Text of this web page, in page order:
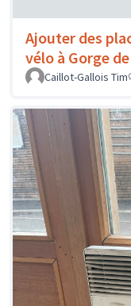
Ajouter des
vélo à Gorge
Caillot-Gallois Tim